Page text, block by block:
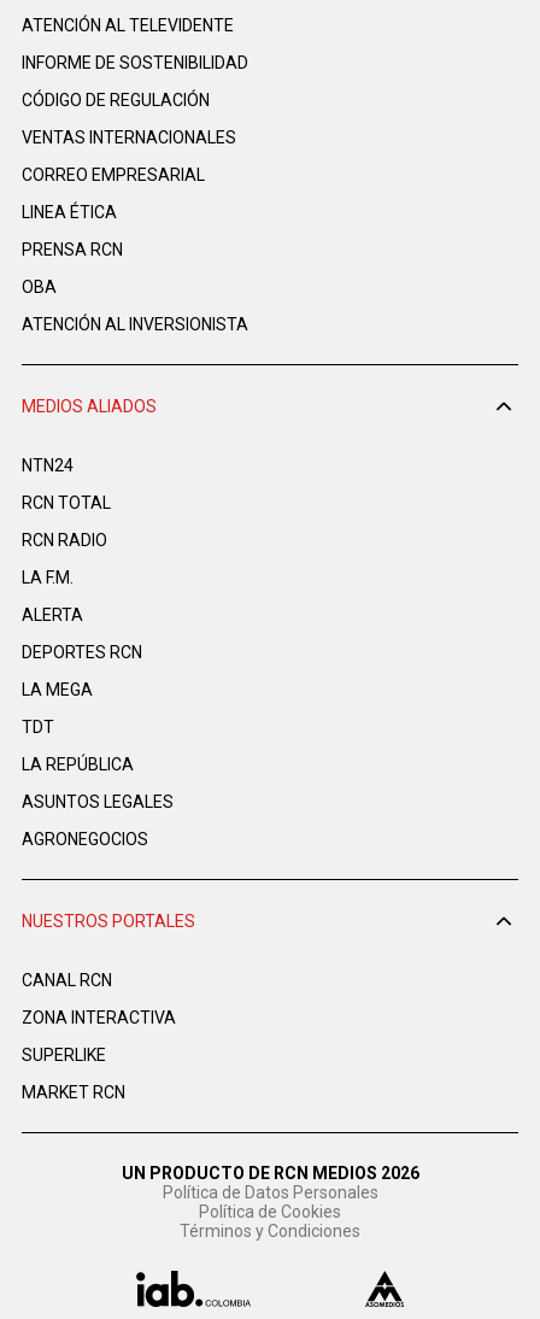
ATENCIÓN AL TELEVIDENTE
INFORME DE SOSTENIBILIDAD
CÓDIGO DE REGULACIÓN
VENTAS INTERNACIONALES
CORREO EMPRESARIAL
LINEA ÉTICA
PRENSA RCN
OBA
ATENCIÓN AL INVERSIONISTA
MEDIOS ALIADOS
NTN24
RCN TOTAL
RCN RADIO
LA F.M.
ALERTA
DEPORTES RCN
LA MEGA
TDT
LA REPÚBLICA
ASUNTOS LEGALES
AGRONEGOCIOS
NUESTROS PORTALES
CANAL RCN
ZONA INTERACTIVA
SUPERLIKE
MARKET RCN
UN PRODUCTO DE RCN MEDIOS 2026
Política de Datos Personales
Política de Cookies
Términos y Condiciones